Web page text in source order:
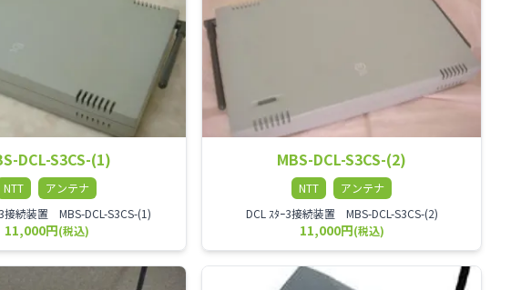
DCL-S3CS-(1)
NTT
アンテナ
接続装置 MBS-DCL-S3CS-(1)
11,000円(税込)
MBS-DCL-S3CS-(2)
NTT
アンテナ
DCL ｽﾀｰ3接続装置 MBS-DCL-S3CS-(2)
11,000円(税込)